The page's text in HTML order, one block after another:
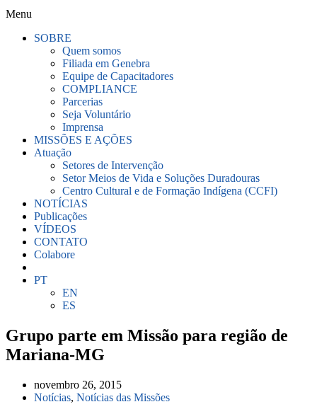
Menu
SOBRE
Quem somos
Filiada em Genebra
Equipe de Capacitadores
COMPLIANCE
Parcerias
Seja Voluntário
Imprensa
MISSÕES E AÇÕES
Atuação
Setores de Intervenção
Setor Meios de Vida e Soluções Duradouras
Centro Cultural e de Formação Indígena (CCFI)
NOTÍCIAS
Publicações
VÍDEOS
CONTATO
Colabore
PT
EN
ES
Grupo parte em Missão para região de
Mariana-MG
novembro 26, 2015
Notícias, Notícias das Missões